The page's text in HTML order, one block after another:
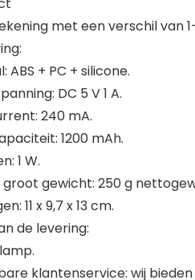
met een verschil van
ABS + PC + silicone.
DC 5 V 1 A.
240 mA.
1200 mAh.
1 W.
gewicht: 250 g
11 x 9,7 x 13 cm.
de levering:
klantenservice: wij